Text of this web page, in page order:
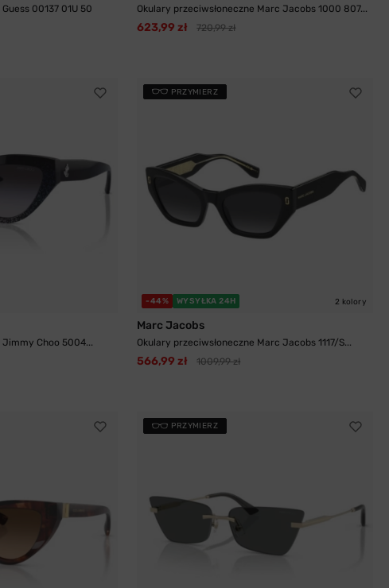
00137 01U 50 Okulary przeciwsłoneczne Marc Jacobs 1000 807...
623,99 zł 720,99 zł
Jimmy Choo 5004...
PRZYMIERZ
-44% WYSYŁKA 24H 2 kolory
Marc Jacobs
Okulary przeciwsłoneczne Marc Jacobs 1117/S...
566,99 zł 1009,99 zł
PRZYMIERZ